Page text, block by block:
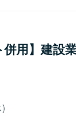
めています。状
と推進力をお持
4HANA導入プ
マネジメント
積むことで、
としたERP環
併用】建設
)